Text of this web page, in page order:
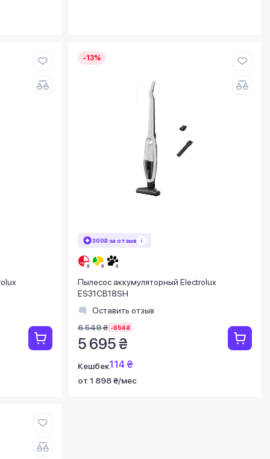
-13%
300₴ за отзыв
Пылесос аккумуляторный Electrolux
ES31CB18SH
Оставить отзыв
6 549 ₴ -854 ₴
5 695 ₴
Кешбек114 ₴
от 1 898 ₴/мес